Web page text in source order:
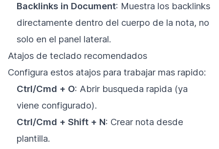
Backlinks in Document: Muestra los backlinks
directamente dentro del cuerpo de la nota, no
solo en el panel lateral.
Atajos de teclado recomendados
Configura estos atajos para trabajar mas rapido:
Ctrl/Cmd + O: Abrir busqueda rapida (ya
viene configurado).
Ctrl/Cmd + Shift + N: Crear nota desde
plantilla.